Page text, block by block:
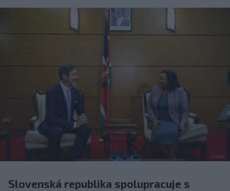
Slovenská republika spolupracuje s